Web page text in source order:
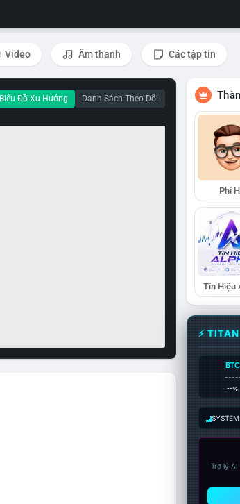
Video Âm thanh Các tập tin
Biểu Đồ Xu Hướng Danh Sách Theo Dõi
Phí
Tín Hiệu
⚡
BTC
--%
Trợ lý